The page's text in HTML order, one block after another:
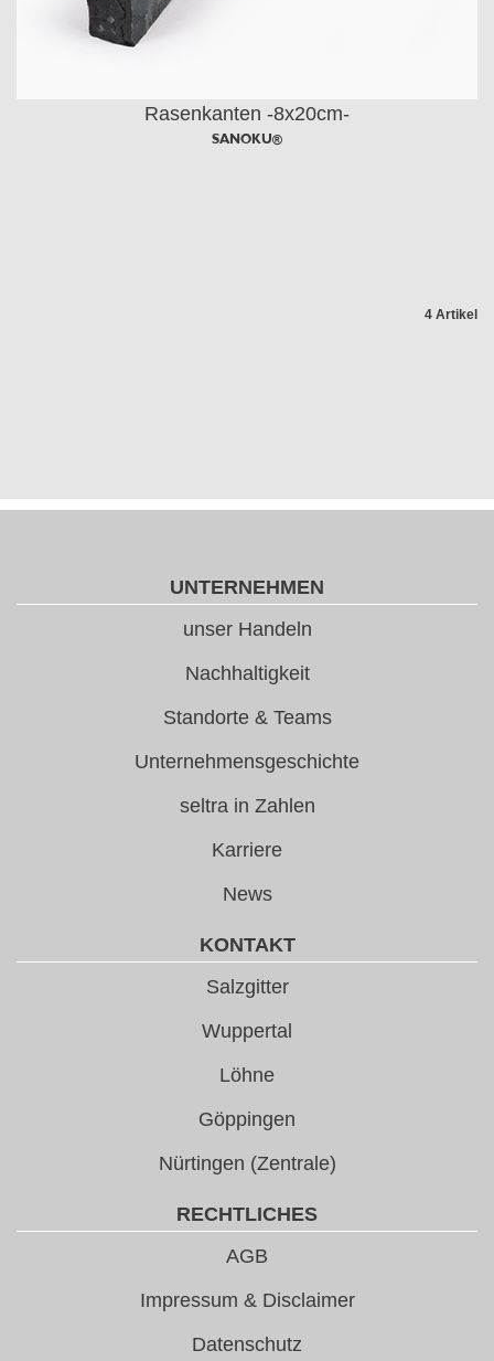
Rasenkanten -8x20cm-
SANOKU®
4 Artikel
UNTERNEHMEN
unser Handeln
Nachhaltigkeit
Standorte & Teams
Unternehmensgeschichte
seltra in Zahlen
Karriere
News
KONTAKT
Salzgitter
Wuppertal
Löhne
Göppingen
Nürtingen (Zentrale)
RECHTLICHES
AGB
Impressum & Disclaimer
Datenschutz